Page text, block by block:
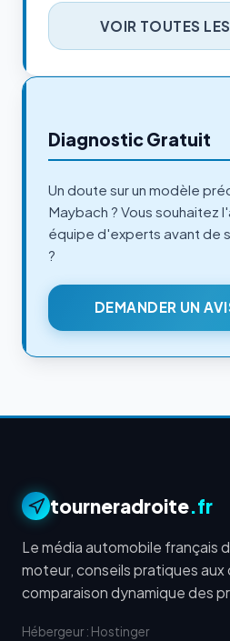
VOIR TOUTES
Diagnostic Gratuit
Un doute sur un modèle
Maybach ? Vous souhaitez
équipe d'experts avant de
?
DEMANDER UN
tourneradroite.fr
Le média automobile français
moteur, conseils pratiques
comparaison dynamique des
Hébergeur : Hostinger